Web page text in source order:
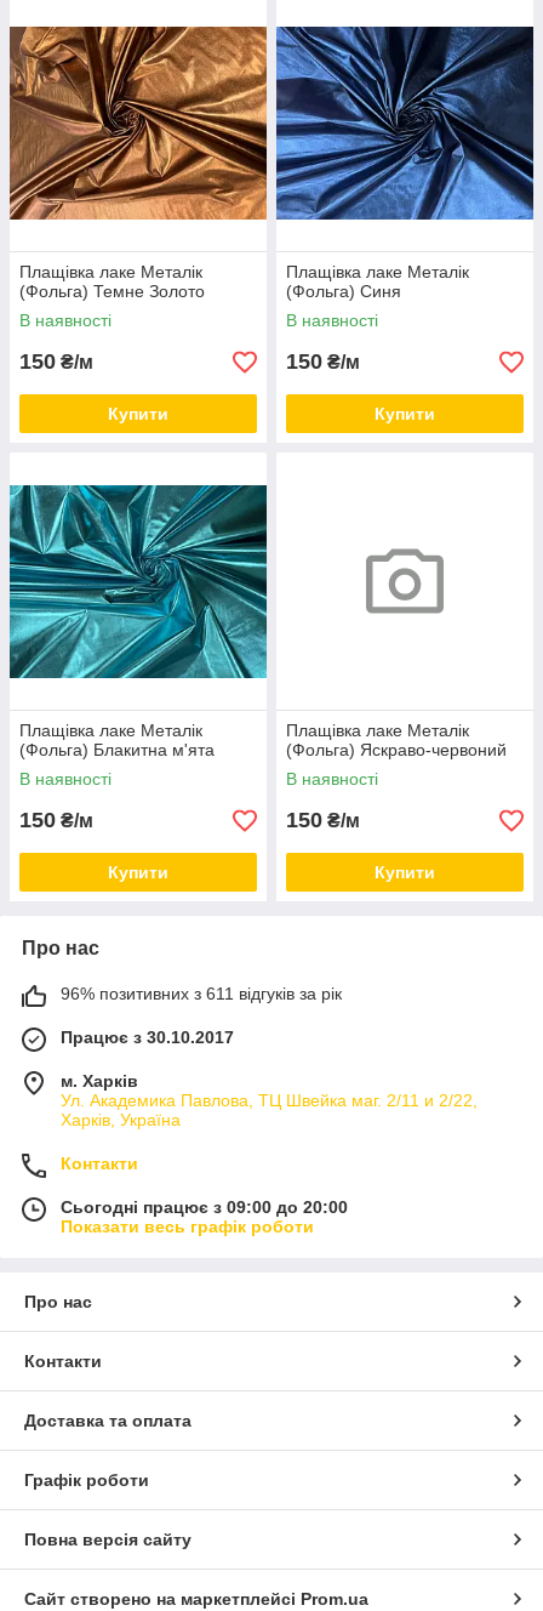
Плащівка лаке Металік
(Фольга) Темне Золото
В наявності
150 ₴/м
Купити
Плащівка лаке Металік
(Фольга) Синя
В наявності
150 ₴/м
Купити
Плащівка лаке Металік
(Фольга) Блакитна м'ята
В наявності
150 ₴/м
Купити
Плащівка лаке Металік
(Фольга) Яскраво-червоний
В наявності
150 ₴/м
Купити
Про нас
96% позитивних з 611 відгуків за рік
Працює з 30.10.2017
м. Харків
Ул. Академика Павлова, ТЦ Швейка маг. 2/11 и 2/22,
Харків, Україна
Контакти
Сьогодні працює з 09:00 до 20:00
Показати весь графік роботи
Про нас
Контакти
Доставка та оплата
Графік роботи
Повна версія сайту
Сайт створено на маркетплейсі Prom.ua